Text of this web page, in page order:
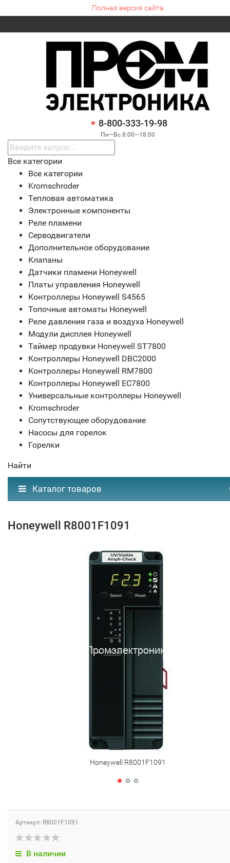
Полная версия сайта
8-800-333-19-98
Пн—Вс 8:00—18:00
Все категории
Все категории
Kromschroder
Тепловая автоматика
Электронные компоненты
Реле пламени
Серводвигатели
Дополнительное оборудование
Клапаны
Датчики пламени Honeywell
Платы управления Honeywell
Контроллеры Honeywell S4565
Топочные автоматы Honeywell
Реле давления газа и воздуха Honeywell
Модули дисплея Honeywell
Таймер продувки Honeywell ST7800
Контроллеры Honeywell DBC2000
Контроллеры Honeywell RM7800
Контроллеры Honeywell EC7800
Универсальные контроллеры Honeywell
Kromschroder
Сопутствующее оборудование
Насосы для горелок
Горелки
Найти
Каталог товаров
Honeywell R8001F1091
Honeywell R8001F1091
Артикул: R8001F1091
В наличии